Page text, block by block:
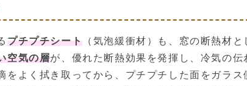
プチプチシート （気泡緩衝材）も、窓の断熱材
空気の層が、優れた断熱効果を発揮し、冷気の
をよく拭き取ってから、プチプチした面をガラス